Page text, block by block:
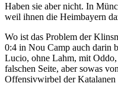
Haben sie aber nicht. In
weil ihnen die Heimbayern
Wo ist das Problem der
0:4 in Nou Camp auch darin
Lucio, ohne Lahm, mit
falschen Seite, aber sowas
Offensivwirbel der Katalanen